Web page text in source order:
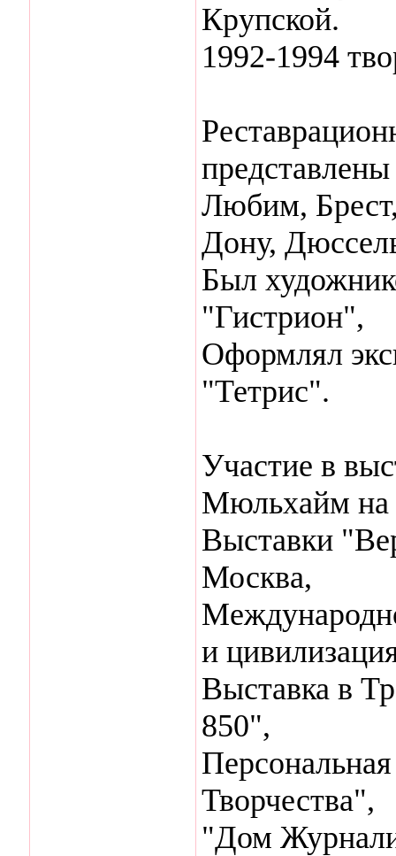
Крупской.
1992-1994
Любим,
Дону,
Был
"Гистрион",
Оформлял
"Тетрис".
Участие в
Мюльхайм на
Выставки
Москва,
и
Выставка в
850",
Творчества",
"Дом